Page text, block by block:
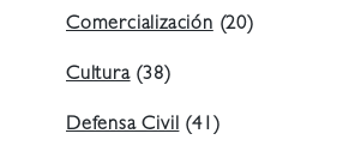
Comercialización (20)
Cultura(38)
Defensa Civil (41)